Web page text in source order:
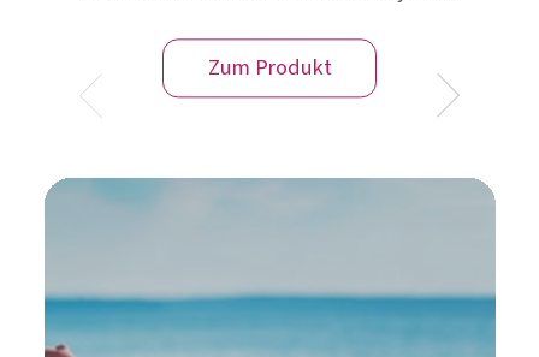
Kleine Abenteurer im
Reisefieber